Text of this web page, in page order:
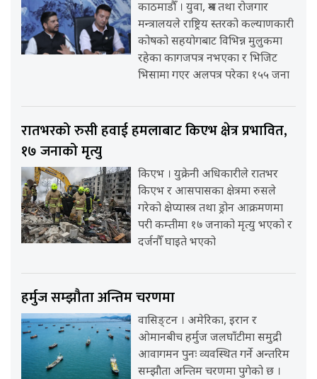
काठमाडौँ । युवा, श्रम तथा रोजगार
मन्त्रालयले राष्ट्रिय स्तरको कल्याणकारी
कोषको सहयोगबाट विभिन्न मुलुकमा
रहेका कागजपत्र नभएका र भिजिट
भिसामा गएर अलपत्र परेका १५५ जना
रातभरको रुसी हवाई हमलाबाट किएभ क्षेत्र प्रभावित,
१७ जनाको मृत्यु
किएभ । युक्रेनी अधिकारीले रातभर
किएभ र आसपासका क्षेत्रमा रुसले
गरेको क्षेप्यास्त्र तथा ड्रोन आक्रमणमा
परी कम्तीमा १७ जनाको मृत्यु भएको र
दर्जनौँ घाइते भएको
हर्मुज सम्झौता अन्तिम चरणमा
वासिङ्टन । अमेरिका, इरान र
ओमानबीच हर्मुज जलघाँटीमा समुद्री
आवागमन पुनः व्यवस्थित गर्ने अन्तरिम
सम्झौता अन्तिम चरणमा पुगेको छ ।